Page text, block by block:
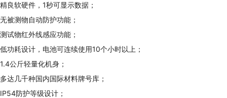
精良软硬件，1秒可显示数据；
无被测物自动防护功能；
测试物红外线感应功能；
低功耗设计，电池可连续使用10个小时以上；
1.4公斤轻量化机身；
多达几千种国内国际材料牌号库；
IP54防护等级设计；